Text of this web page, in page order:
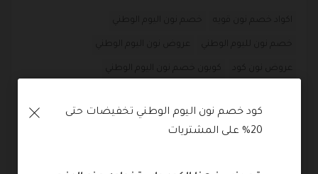
كود خصم اليوم الوطني نون كود خصم نون 2023
20% على المشتريات